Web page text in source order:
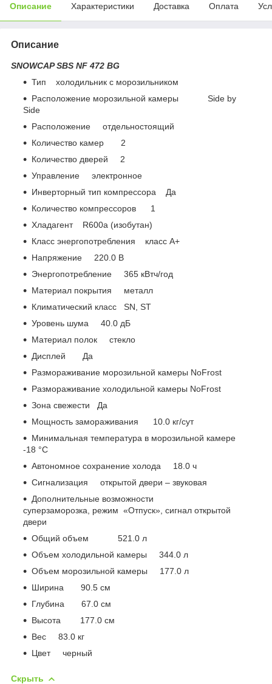
Описание Характеристики Доставка Оплата
Описание
SNOWCAP SBS NF 472 BG
Тип холодильник с морозильником
Расположение морозильной камеры Side by
Side
Расположение отдельностоящий
Количество камер 2
Количество дверей 2
Управление электронное
Инверторный тип компрессора Да
Количество компрессоров 1
Хладагент R600a (изобутан)
Класс энергопотребления класс A+
Напряжение 220.0 В
Энергопотребление 365 кВтч/год
Материал покрытия металл
Климатический класс SN, ST
Уровень шума 40.0 дБ
Материал полок стекло
Дисплей Да
Размораживание морозильной камеры NoFrost
Размораживание холодильной камеры NoFrost
Зона свежести Да
Мощность замораживания 10.0 кг/сут
Минимальная температура в морозильной камере
-18 °C
Автономное сохранение холода 18.0 ч
Сигнализация открытой двери – звуковая
Дополнительные возможности
суперзаморозка, режим «Отпуск», сигнал открытой
двери
Общий объем 521.0 л
Объем холодильной камеры 344.0 л
Объем морозильной камеры 177.0 л
Ширина 90.5 см
Глубина 67.0 см
Высота 177.0 см
Вес 83.0 кг
Цвет черный
Скрыть